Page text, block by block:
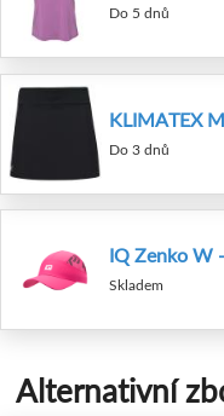
Do 5 dnů
KLIMATEX
Do 3 dnů
IQ Zenko W
Skladem
Alternativní